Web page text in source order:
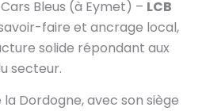
Bleus (à Eymet) – LCB
faire et ancrage local,
solide répondant aux
secteur.
Dordogne, avec son siège